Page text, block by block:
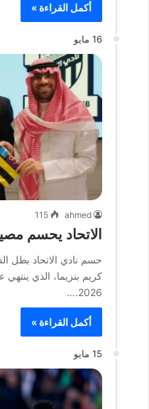
أكمل القراءة »
16 مايو
ahmed
115
الاتحاد يحسم
حسم نادي الاتحاد بطل
كريم بنزيما، الذي
2026.…
أكمل القراءة »
15 مايو